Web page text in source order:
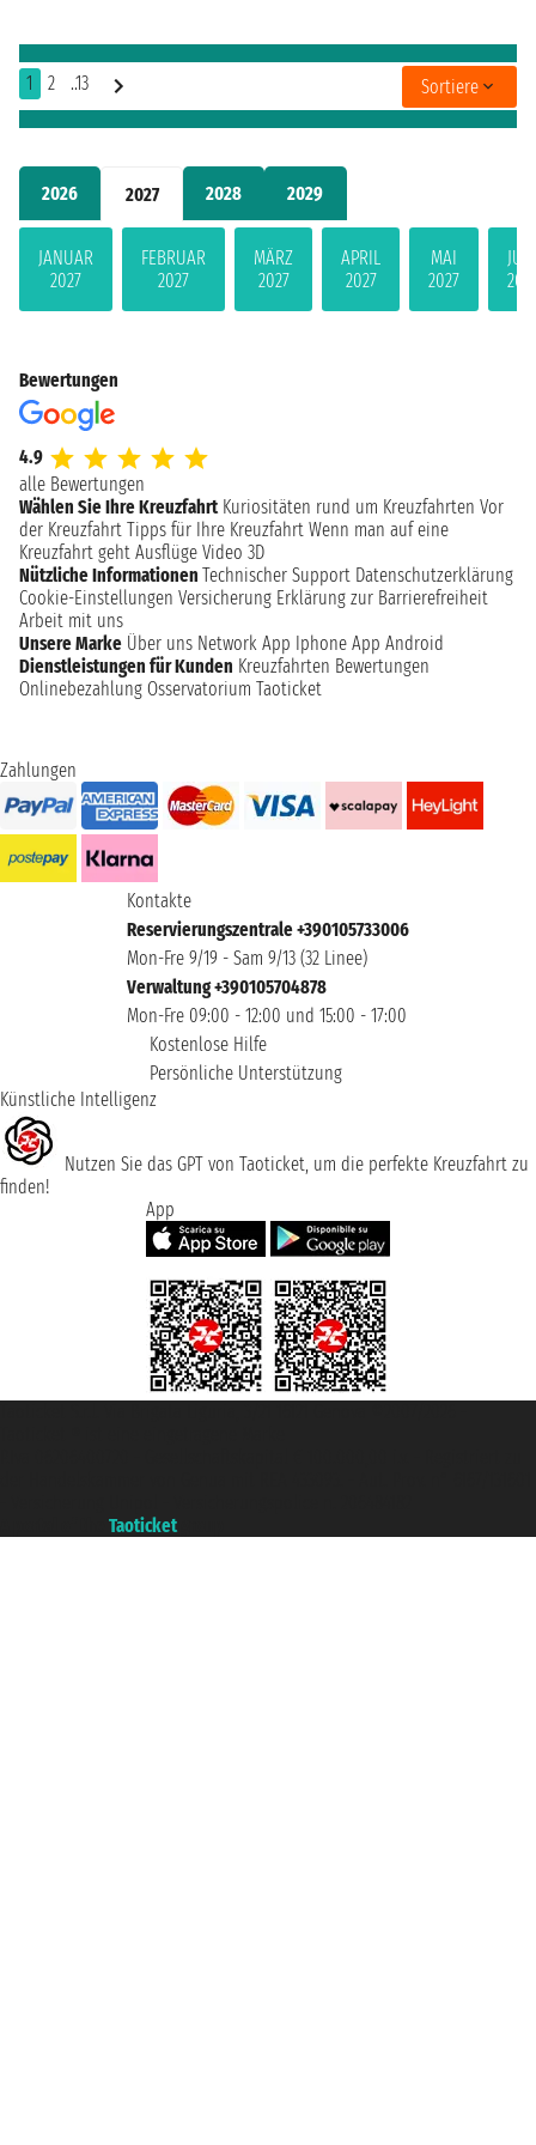
2026 2027 2028 2029
JANUAR
2027
FEBRUAR
2027
MÄRZ
2027
APRIL
2027
MAI
2027
1 2 ..13 Sortiere
Bewertungen
4.9
alle Bewertungen
Wählen Sie Ihre Kreuzfahrt Kuriositäten rund um Kreuzfahrten Vor
der Kreuzfahrt Tipps für Ihre Kreuzfahrt Wenn man auf eine
Kreuzfahrt geht Ausflüge Video 3D
Nützliche Informationen Technischer Support Datenschutzerklärung
Cookie-Einstellungen Versicherung Erklärung zur Barrierefreiheit
Arbeit mit uns
Unsere Marke Über uns Network App Iphone App Android
Dienstleistungen für Kunden Kreuzfahrten Bewertungen
Onlinebezahlung Osservatorium Taoticket
Zahlungen
Kontakte
Reservierungszentrale +390105733006
Mon-Fre 9/19 - Sam 9/13 (32 Linee)
Verwaltung +390105704878
Mon-Fre 09:00 - 12:00 und 15:00 - 17:00
Kostenlose Hilfe
Persönliche Unterstützung
Künstliche Intelligenz
Nutzen Sie das GPT von Taoticket, um die perfekte Kreuzfahrt zu
finden!
App
Taoticket